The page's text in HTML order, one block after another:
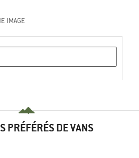
IMAGE
PRÉFÉRÉS DE VANS